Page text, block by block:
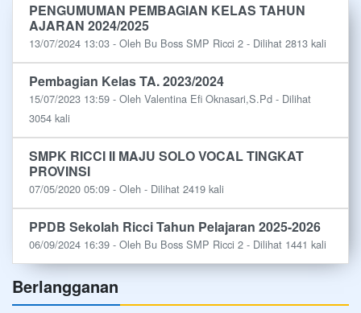
PENGUMUMAN PEMBAGIAN KELAS TAHUN
AJARAN 2024/2025
13/07/2024 13:03 - Oleh Bu Boss SMP Ricci 2 - Dilihat 2813 kali
Pembagian Kelas TA. 2023/2024
15/07/2023 13:59 - Oleh Valentina Efi Oknasari,S.Pd - Dilihat
3054 kali
SMPK RICCI II MAJU SOLO VOCAL TINGKAT
PROVINSI
07/05/2020 05:09 - Oleh - Dilihat 2419 kali
PPDB Sekolah Ricci Tahun Pelajaran 2025-2026
06/09/2024 16:39 - Oleh Bu Boss SMP Ricci 2 - Dilihat 1441 kali
Berlangganan